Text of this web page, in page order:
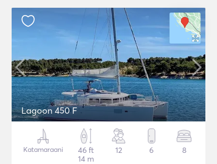
Lagoon 450 F
Katamaraani
46 ft
14 m
12 6 8